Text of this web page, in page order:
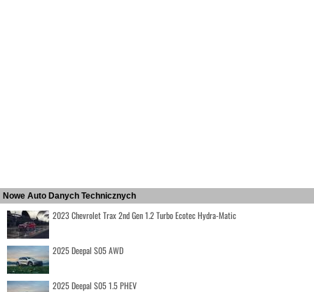
Nowe Auto Danych Technicznych
2023 Chevrolet Trax 2nd Gen 1.2 Turbo Ecotec Hydra-Matic
2025 Deepal S05 AWD
2025 Deepal S05 1.5 PHEV